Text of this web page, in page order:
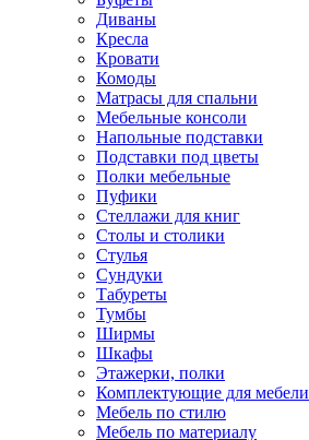
Диваны
Кресла
Кровати
Комоды
Матрасы для спальни
Мебельные консоли
Напольные подставки
Подставки под цветы
Полки мебельные
Пуфики
Стеллажи для книг
Столы и столики
Стулья
Сундуки
Табуреты
Тумбы
Ширмы
Шкафы
Этажерки, полки
Комплектующие для мебели
Мебель по стилю
Мебель по материалу